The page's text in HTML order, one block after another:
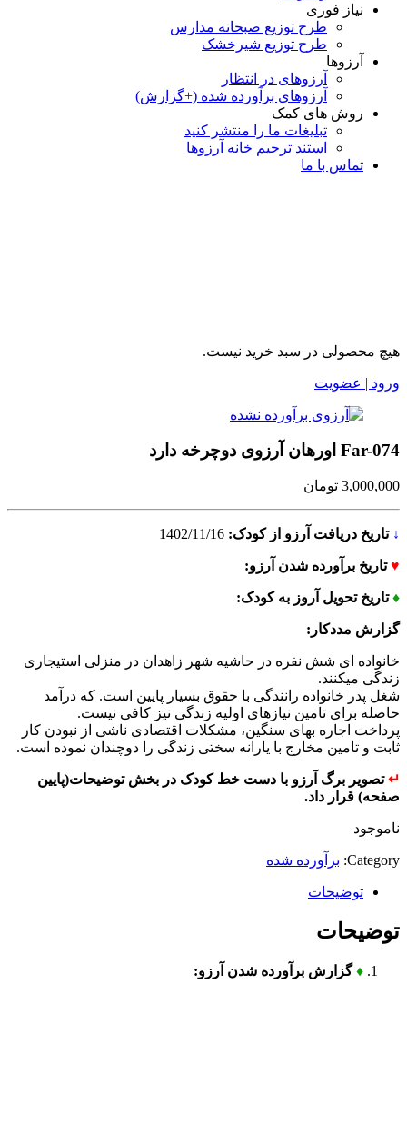
نیاز فوری
طرح توزیع صبحانه مدارس
طرح توزیع شیرخشک
آرزوها
آرزوهای در انتظار
آرزوهای برآورده شده (+گزارش)
روش های کمک
تبلیغات ما را منتشر کنید
استند ترحیم خانه آرزوها
تماس با ما
هیچ محصولی در سبد خرید نیست.
ورود | عضویت
Far-074 اورهان آرزوی دوچرخه دارد
3,000,000 تومان
↓ تاریخ دریافت آرزو از کودک:
♥تاریخ برآورده شدن آرزو:
♦تاریخ تحویل آروز به کودک:
گزارش مددکار:
خانواده ای شش نفره در حاشیه شهر زاهدان در منزلی استیجاری
زندگی میکنند.
شغل پدر خانواده رانندگی با حقوق بسیار پایین است. که درآمد
حاصله برای تامین نیازهای اولیه زندگی نیز کافی نیست.
پرداخت اجاره بهای سنگین، مشکلات اقتصادی ناشی از نبودن کار
ثابت و تامین مخارج با یارانه سختی زندگی را دوچندان نموده است.
↵تصویر برگ آرزو با دست خط کودک در بخش توضیحات(پایین
صفحه) قرار داد.
ناموجود
Category: برآورده شده
توضیحات
توضیحات
♦گزارش برآورده شدن آرزو: